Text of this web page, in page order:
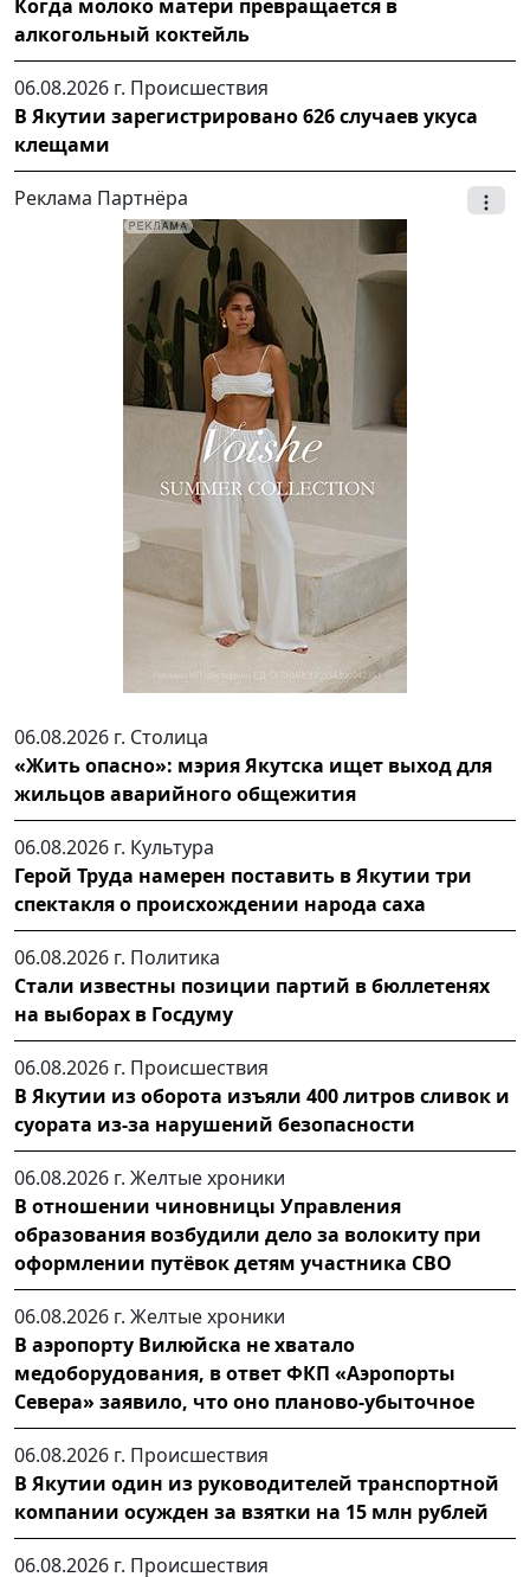
Когда молоко матери превращается в
алкогольный коктейль
06.08.2026 г. Происшествия
В Якутии зарегистрировано 626 случаев укуса
клещами
Реклама Партнёра
06.08.2026 г. Столица
«Жить опасно»: мэрия Якутска ищет выход для
жильцов аварийного общежития
06.08.2026 г. Культура
Герой Труда намерен поставить в Якутии три
спектакля о происхождении народа саха
06.08.2026 г. Политика
Стали известны позиции партий в бюллетенях
на выборах в Госдуму
06.08.2026 г. Происшествия
В Якутии из оборота изъяли 400 литров сливок и
суората из-за нарушений безопасности
06.08.2026 г. Желтые хроники
В отношении чиновницы Управления
образования возбудили дело за волокиту при
оформлении путёвок детям участника СВО
06.08.2026 г. Желтые хроники
В аэропорту Вилюйска не хватало
медоборудования, в ответ ФКП «Аэропорты
Севера» заявило, что оно планово-убыточное
06.08.2026 г. Происшествия
В Якутии один из руководителей транспортной
компании осужден за взятки на 15 млн рублей
06.08.2026 г. Происшествия